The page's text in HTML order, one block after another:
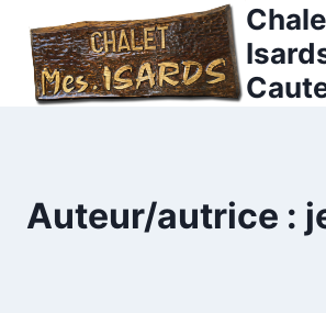
Auteur/autrice :